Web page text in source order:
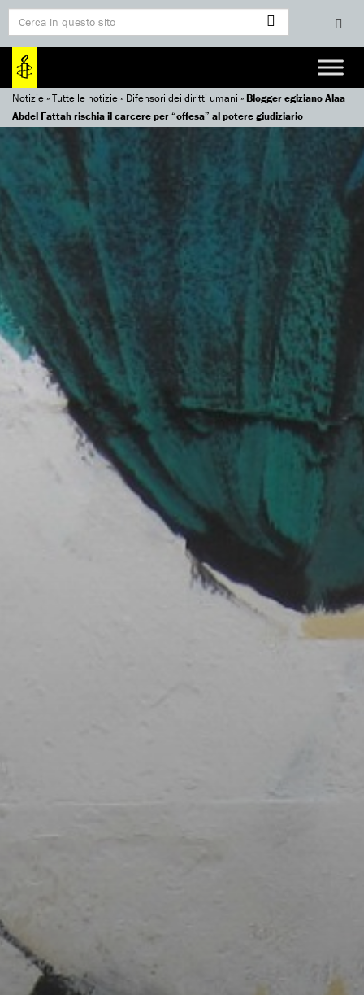
Notizie»Tutte le notizie» Difensori dei diritti umani »Blogger egiziano Alaa
Abdel Fattah rischia il carcere per “offesa” al potere giudiziario